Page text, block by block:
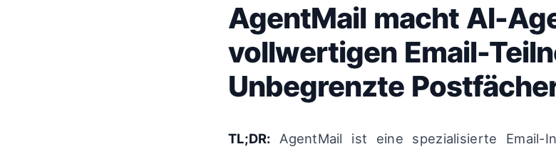
AgentMail macht AI-
vollwertigen Email-
Unbegrenzte
TL;DR: AgentMail ist eine spezialisierte Email-